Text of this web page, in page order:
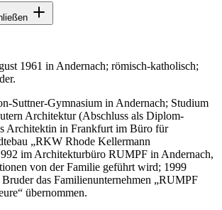
1961 in Andernach; römisch-katholisch;
Suttner-Gymnasium in Andernach; Studium
Architektur (Abschluss als Diplom-
Architektin in Frankfurt im Büro für
„RKW Rhode Kellermann
im Architekturbüro RUMPF in Andernach,
von der Familie geführt wird; 1999
Bruder das Familienunternehmen „RUMPF
übernommen.